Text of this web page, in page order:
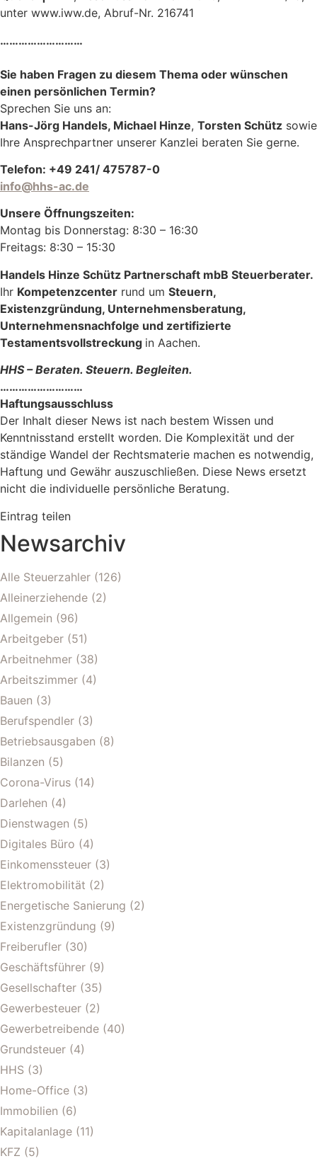
unter www.iww.de, Abruf-Nr. 216741
………………………
Sie haben Fragen zu diesem Thema oder wünschen
einen persönlichen Termin?
Sprechen Sie uns an:
Hans-Jörg Handels, Michael Hinze, Torsten Schütz sowie
Ihre Ansprechpartner unserer Kanzlei beraten Sie gerne.
Telefon: +49 241/ 475787-0
info@hhs-ac.de
Unsere Öffnungszeiten:
Montag bis Donnerstag: 8:30 – 16:30
Freitags: 8:30 – 15:30
Handels Hinze Schütz Partnerschaft mbB Steuerberater.
Ihr Kompetenzcenter rund um Steuern,
Existenzgründung, Unternehmensberatung,
Unternehmensnachfolge und zertifizierte
Testamentsvollstreckung in Aachen.
HHS – Beraten. Steuern. Begleiten.
………………………
Haftungsausschluss
Der Inhalt dieser News ist nach bestem Wissen und
Kenntnisstand erstellt worden. Die Komplexität und der
ständige Wandel der Rechtsmaterie machen es notwendig,
Haftung und Gewähr auszuschließen. Diese News ersetzt
nicht die individuelle persönliche Beratung.
Eintrag teilen
Newsarchiv
Alle Steuerzahler (126)
Alleinerziehende (2)
Allgemein (96)
Arbeitgeber (51)
Arbeitnehmer (38)
Arbeitszimmer (4)
Bauen (3)
Berufspendler (3)
Betriebsausgaben (8)
Bilanzen (5)
Corona-Virus (14)
Darlehen (4)
Dienstwagen (5)
Digitales Büro (4)
Einkomenssteuer (3)
Elektromobilität (2)
Energetische Sanierung (2)
Existenzgründung (9)
Freiberufler (30)
Geschäftsführer (9)
Gesellschafter (35)
Gewerbesteuer (2)
Gewerbetreibende (40)
Grundsteuer (4)
HHS (3)
Home-Office (3)
Immobilien (6)
Kapitalanlage (11)
KFZ (5)